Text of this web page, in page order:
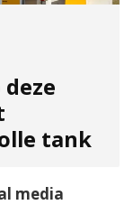
tank
media